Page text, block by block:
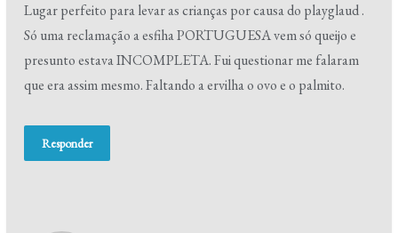
Lugar perfeito para levar as crianças por causa do playglaud .
Só uma reclamação a esfiha PORTUGUESA vem só queijo e
presunto estava INCOMPLETA. Fui questionar me falaram
que era assim mesmo. Faltando a ervilha o ovo e o palmito.
Responder